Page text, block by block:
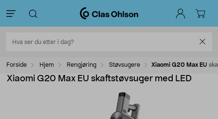
Forside Hjem Rengjøring Støvsugere Xiaomi G20 Max EU
Xiaomi G20 Max EU skaftstøvsuger med LED